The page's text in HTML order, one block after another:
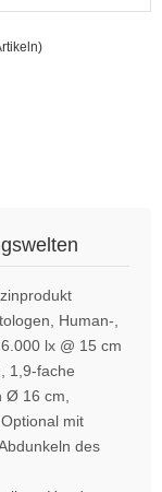
Human-,
lx @ 15 cm
1,9-fache
Ø 16 cm,
mit
des